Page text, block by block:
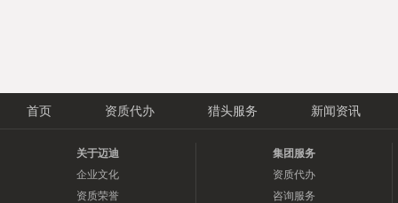
首页 资质代办 猎头服务 新闻资讯
关于迈迪
企业文化
资质荣誉
集团服务
资质代办
咨询服务